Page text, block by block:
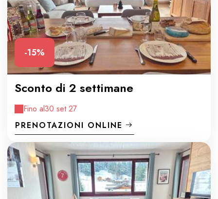
-15%
Sconto di 2 settimane
Fino al30 set 27
PRENOTAZIONI ONLINE